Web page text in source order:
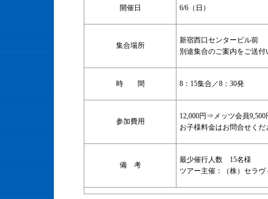
開催日 6/6（日）
集合場所
新宿西口センタービル前
別途集合のご案内をご送付
時 間 8：15集合／8：30発
参加費用
12,000円⇒メッツ会員
お子様料金はお問合せくだ
備 考
最少催行人数 15名様
ツアー主催：（株）セラ